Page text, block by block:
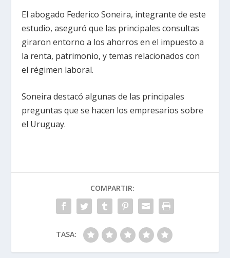
El abogado Federico Soneira, integrante de este
estudio, aseguró que las principales consultas
giraron entorno a los ahorros en el impuesto a
la renta, patrimonio, y temas relacionados con
el régimen laboral.
Soneira destacó algunas de las principales
preguntas que se hacen los empresarios sobre
el Uruguay.
COMPARTIR:
TASA: